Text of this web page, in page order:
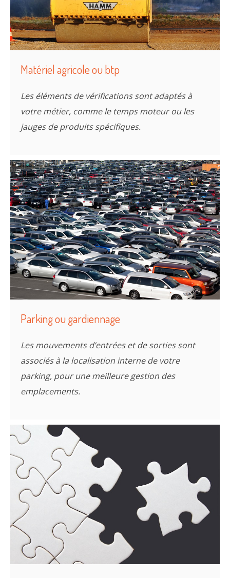
Matériel agricole ou btp
Les éléments de vérifications sont adaptés à
votre métier, comme le temps moteur ou les
jauges de produits spécifiques.
Parking ou gardiennage
Les mouvements d’entrées et de sorties sont
associés à la localisation interne de votre
parking, pour une meilleure gestion des
emplacements.